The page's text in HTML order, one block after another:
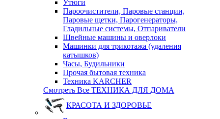
Утюги
Пароочистители, Паровые станции,
Паровые щетки, Парогенераторы,
Гладильные системы, Отпариватели
Швейные машины и оверлоки
Машинки для трикотажа (удаления
катышков)
Часы, Будильники
Прочая бытовая техника
Техника KARCHER
Смотреть Все ТЕХНИКА ДЛЯ ДОМА
КРАСОТА И ЗДОРОВЬЕ